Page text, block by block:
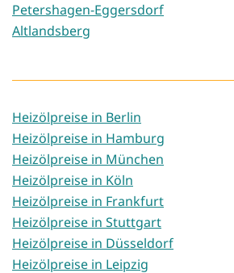
Petershagen-Eggersdorf
Altlandsberg
Heizölpreise in Berlin
Heizölpreise in Hamburg
Heizölpreise in München
Heizölpreise in Köln
Heizölpreise in Frankfurt
Heizölpreise in Stuttgart
Heizölpreise in Düsseldorf
Heizölpreise in Leipzig